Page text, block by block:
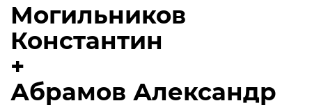
Могильников
Константин
+
Абрамов Александр